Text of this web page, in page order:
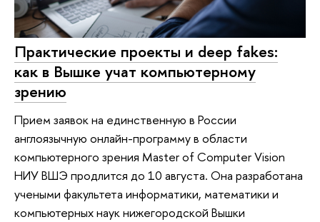
Практические проекты и deep fakes:
как в Вышке учат компьютерному
зрению
Прием заявок на единственную в России
англоязычную онлайн-программу в области
компьютерного зрения Master of Computer Vision
НИУ ВШЭ продлится до 10 августа. Она разработана
учеными факультета информатики, математики и
компьютерных наук нижегородской Вышки